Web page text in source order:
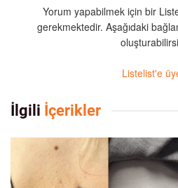
Yorum yapabilmek için bir
gerekmektedir. Aşağıdaki
Listelist'e
İlgili İçerikler